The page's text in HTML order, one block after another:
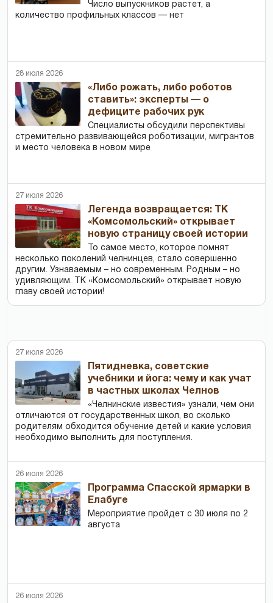
Число выпускников растет, а
количество профильных классов — нет
28 июля 2026
«Либо рожать, либо роботов
ставить»: эксперты — о
дефиците рабочих рук
Специалисты обсудили перспективы
стремительно развивающейся роботизации, мигрантов
и место человека в новом мире
27 июля 2026
Легенда возвращается: ТК
«Комсомольский» открывает
новую страницу своей истории
То самое место, которое помнят
несколько поколений челнинцев, стало совершенно
другим. Узнаваемым – но современным. Родным – но
удивляющим. ТК «Комсомольский» открывает новую
главу своей истории!
27 июля 2026
Пятидневка, советские
учебники и йога: чему и как учат
в частных школах Челнов
«Челнинские известия» узнали, чем они
отличаются от государственных школ, во сколько
родителям обходится обучение детей и какие условия
необходимо выполнить для поступления.
26 июля 2026
Программа Спасской ярмарки в
Елабуге
Мероприятие пройдет с 30 июля по 2
августа
26 июля 2026